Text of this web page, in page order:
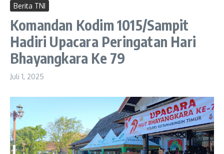
Berita TNI
Komandan Kodim 1015/Sampit
Hadiri Upacara Peringatan Hari
Bhayangkara Ke 79
Juli 1, 2025